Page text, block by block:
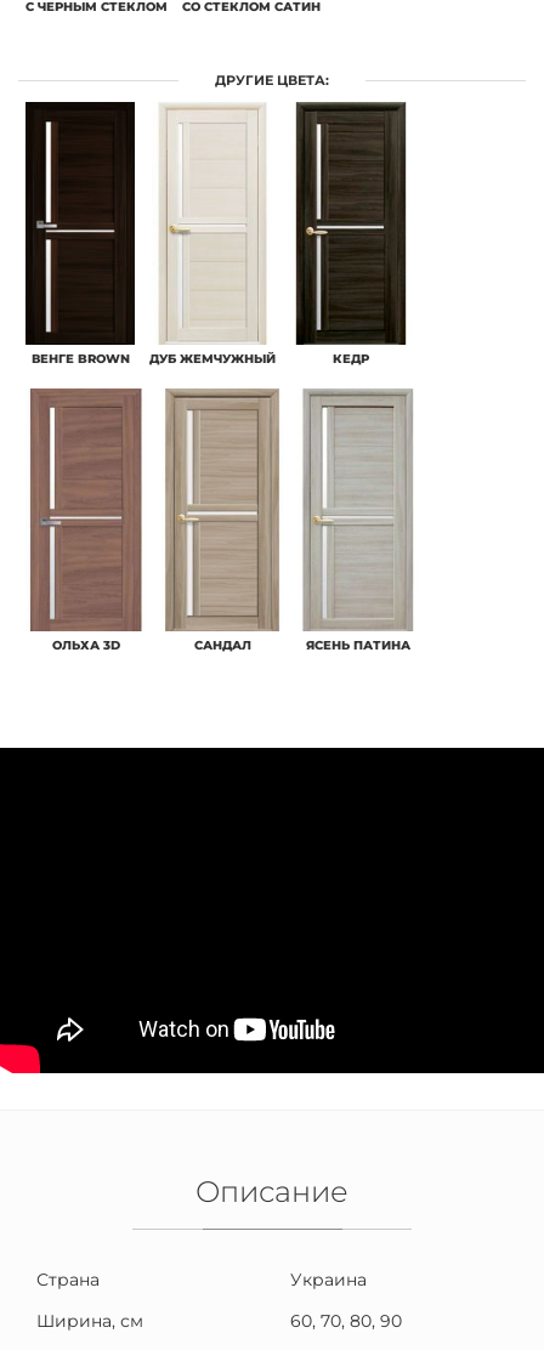
С ЧЕРНЫМ СТЕКЛОМ СО СТЕКЛОМ САТИН
ДРУГИЕ ЦВЕТА:
ВЕНГЕ BROWN ДУБ ЖЕМЧУЖНЫЙ КЕДР
ОЛЬХА 3D САНДАЛ ЯСЕНЬ ПАТИНА
Описание
Страна
Украина
Ширина, см
60, 70, 80, 90